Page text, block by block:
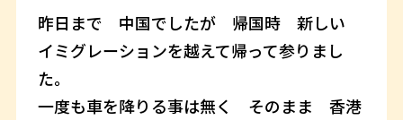
昨日まで 中国でしたが 帰国時 新しい
イミグレーションを越えて帰って参りまし
た。
一度も車を降りる事は無く そのまま 香港